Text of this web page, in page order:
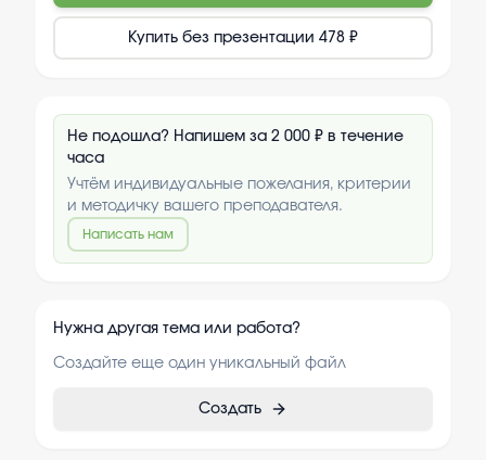
Купить без презентации 478 ₽
Не подошла? Напишем за 2 000 ₽ в течение
часа
Учтём индивидуальные пожелания, критерии
и методичку вашего преподавателя.
Написать нам
Нужна другая тема или работа?
Создайте еще один уникальный файл
Создать